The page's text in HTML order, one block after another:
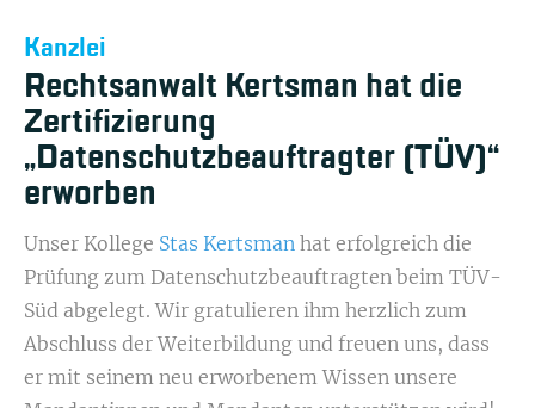
Kanzlei
Rechtsanwalt Kertsman hat die
Zertifizierung
„Datenschutzbeauftragter (TÜV)“
erworben
Unser Kollege Stas Kertsman hat erfolgreich die
Prüfung zum Datenschutzbeauftragten beim TÜV-
Süd abgelegt. Wir gratulieren ihm herzlich zum
Abschluss der Weiterbildung und freuen uns, dass
er mit seinem neu erworbenem Wissen unsere